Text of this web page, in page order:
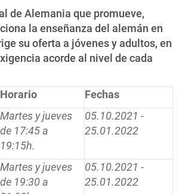
de Alemania que promueve,
la enseñanza del alemán en
su oferta a jóvenes y adultos, en
acorde al nivel de cada
Horario
Fechas
Martes y jueves
de 17:45 a
19:15h.
05.10.2021 -
25.01.2022
Martes y jueves
de 19:30 a
05.10.2021 -
25.01.2022